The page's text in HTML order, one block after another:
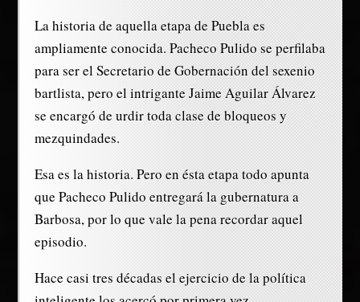
La historia de aquella etapa de Puebla es
ampliamente conocida. Pacheco Pulido se perfilaba
para ser el Secretario de Gobernación del sexenio
bartlista, pero el intrigante Jaime Aguilar Álvarez
se encargó de urdir toda clase de bloqueos y
mezquindades.
Esa es la historia. Pero en ésta etapa todo apunta
que Pacheco Pulido entregará la gubernatura a
Barbosa, por lo que vale la pena recordar aquel
episodio.
Hace casi tres décadas el ejercicio de la política